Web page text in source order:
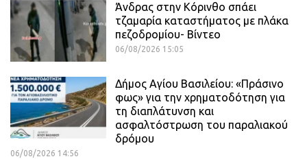
Άνδρας στην Κόρινθο σπάει
τζαμαρία καταστήματος με πλάκα
πεζοδρομίου- Βίντεο
06/08/2026 15:05
Δήμος Αγίου Βασιλείου: «Πράσινο
φως» για την χρηματοδότηση για
τη διαπλάτυνση και
ασφαλτόστρωση του παραλιακού
δρόμου
06/08/2026 14:56